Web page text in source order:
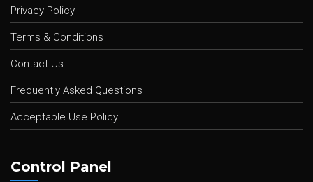
Privacy Policy
Terms & Conditions
Contact Us
Frequently Asked Questions
Acceptable Use Policy
Control Panel